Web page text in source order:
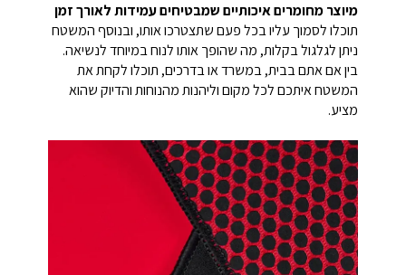
מיוצר מחומרים איכותיים שמבטיחים עמידות לאורך זמן
תוכלו לסמוך עליו בכל פעם שתצטרכו אותו, ובנוסף המשטח
ניתן לגלגול בקלות, מה שהופך אותו לנוח במיוחד לנשיאה.
בין אם אתם בבית, במשרד או בדרכים, תוכלו לקחת את
המשטח איתכם לכל מקום וליהנות מהנוחות והדיוק שהוא
מציע.